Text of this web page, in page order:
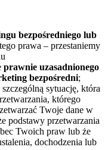
bezpośredniego lub
prawa – przestaniemy
prawnie uzasadnionego
bezpośredni;
sytuację, która
którego
Twoje dane w
podstawy przetwarzania
Twoich praw lub że
dochodzenia lub